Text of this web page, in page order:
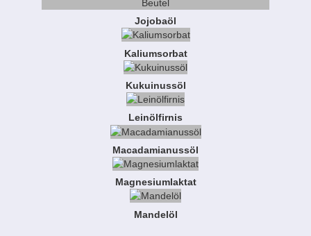
Jojobaöl
Kaliumsorbat
Kukuinussöl
Leinölfirnis
Macadamianussöl
Magnesiumlaktat
Mandelöl